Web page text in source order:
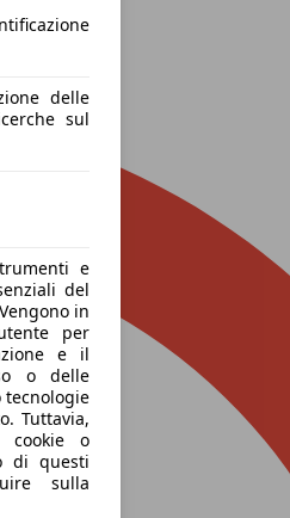
delle
sul
e
del
in
per
e il
o delle
tecnologie
Tuttavia,
cookie o
di questi
sulla